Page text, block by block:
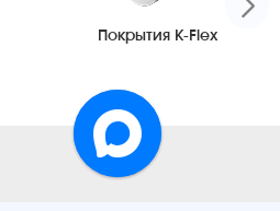
Покрытия K-Flex